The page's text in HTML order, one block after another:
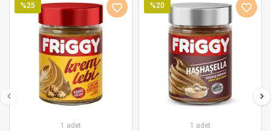
%25
1 adet
%20
1 adet